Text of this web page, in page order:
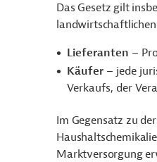
Das Gesetz gilt
landwirtschaftlichen
Lieferanten –
Käufer – jede
Verkaufs, der
Im Gegensatz zu
Marktversorgung